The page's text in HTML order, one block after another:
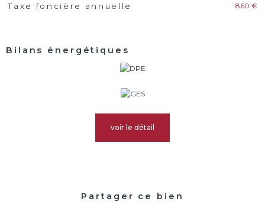
Taxe foncière annuelle 860 €
Bilans énergétiques
voir le détail
Partager ce bien